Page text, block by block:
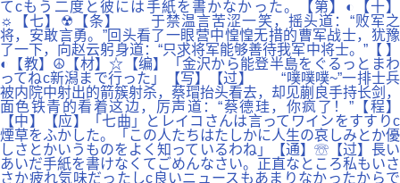
てcもう二度と彼には手紙を書かなかった。【第】◐【十】
☼【七】☢【条】 于禁温言苦涩一笑，摇头道：“败军之
将，安敢言勇。”回头看了一眼营中惶惶无措的曹军战士，犹豫
了一下，向赵云躬身道：“只求将军能够善待我军中将士。”【 】
◐【教】☮【材】☆【编】「金沢から能登半島をぐるっとまわ
ってねc新潟まで行った」【写】【过】 “噗噗噗~”一排士兵
被内院中射出的箭簇射杀，蔡瑁抬头看去，却见蒯良手持长剑，
面色铁青的看着这边，厉声道：“蔡德珪，你疯了！”【程】
【中】【应】「七曲」とレイコさんは言ってワインをすすりc
煙草をふかした。「この人たちはたしかに人生の哀しみとか優
しさとかいうものをよく知っているわね」【通】☏【过】長い
あいだ手紙を書けなくてごめんなさい。正直なところ私もいさ
さか疲れ気味だったしc良いニュースもあまりなかったからで